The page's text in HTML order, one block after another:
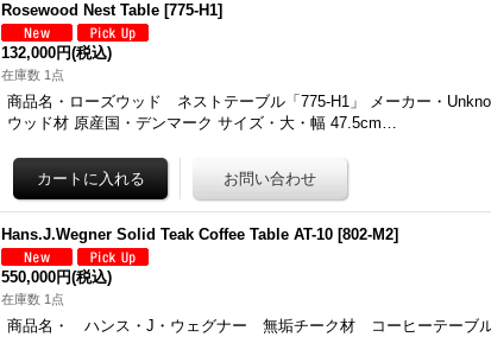
Rosewood Nest Table [775-H1]
132,000円(税込)
在庫数 1点
商品名・ローズウッド ネストテーブル「775-H1」 メーカー・
ウッド材 原産国・デンマーク サイズ・大・幅 47.5cm…
Hans.J.Wegner Solid Teak Coffee Table AT-10 [802-M2]
550,000円(税込)
在庫数 1点
商品名・ ハンス・J・ウェグナー 無垢チーク材 コーヒーテーブル